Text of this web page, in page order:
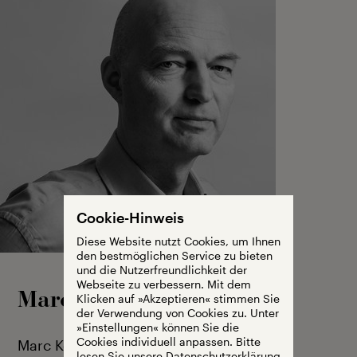
Marc Kocher
Marc Kocher stammt aus Bern. Noch vor
Cookie-Hinweis
Diese Website nutzt Cookies, um Ihnen
den bestmöglichen Service zu bieten
und die Nutzerfreundlichkeit der
Webseite zu verbessern. Mit dem
Klicken auf »Akzeptieren« stimmen Sie
der Verwendung von Cookies zu. Unter
»Einstellungen« können Sie die
Cookies individuell anpassen. Bitte